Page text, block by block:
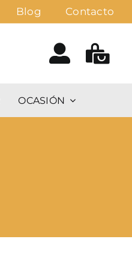
Blog Contacto
OCASIÓN